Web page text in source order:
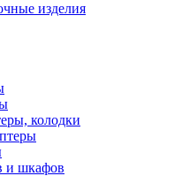
изделия
колодки
и шкафов